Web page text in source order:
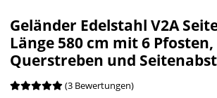
Geländer Edelstahl V2A
Länge 580 cm mit 6 Pfosten,
Querstreben und
(3 Bewertungen)